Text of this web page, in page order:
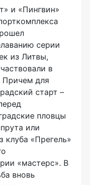
и «Пингвин»
серии
из Литвы,
в
Причем для
старт –
пловцы
или
клуба «Прегель»
«мастерс». В
вновь